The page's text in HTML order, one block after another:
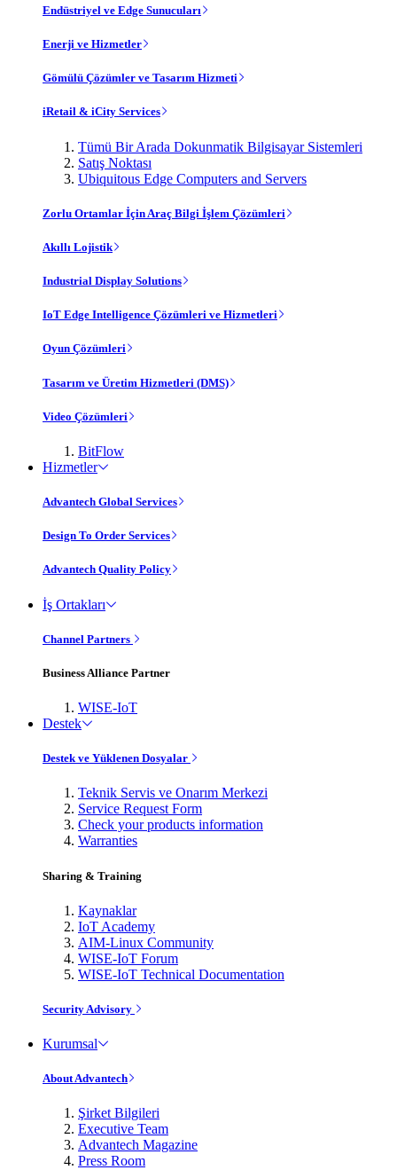
Endüstriyel ve Edge Sunucuları
Enerji ve Hizmetler
Gömülü Çözümler ve Tasarım Hizmeti
iRetail & iCity Services
Tümü Bir Arada Dokunmatik Bilgisayar Sistemleri
Satış Noktası
Ubiquitous Edge Computers and Servers
Zorlu Ortamlar İçin Araç Bilgi İşlem Çözümleri
Akıllı Lojistik
Industrial Display Solutions
IoT Edge Intelligence Çözümleri ve Hizmetleri
Oyun Çözümleri
Tasarım ve Üretim Hizmetleri (DMS)
Video Çözümleri
BitFlow
Hizmetler
Advantech Global Services
Design To Order Services
Advantech Quality Policy
İş Ortakları
Channel Partners
Business Alliance Partner
WISE-IoT
Destek
Destek ve Yüklenen Dosyalar
Teknik Servis ve Onarım Merkezi
Service Request Form
Check your products information
Warranties
Sharing & Training
Kaynaklar
IoT Academy
AIM-Linux Community
WISE-IoT Forum
WISE-IoT Technical Documentation
Security Advisory
Kurumsal
About Advantech
Şirket Bilgileri
Executive Team
Advantech Magazine
Press Room